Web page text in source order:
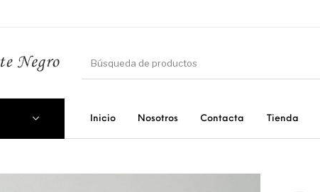
Inicio Nosotros Contacta Tienda